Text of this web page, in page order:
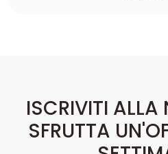
ISCRIVITI ALLA
SFRUTTA